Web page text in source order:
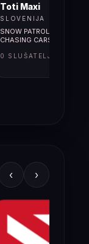
Toti Maxi
SLOVENIJA
SNOW PATROL -
CHASING CARS
0 SLUŠATELJA
‹ ›